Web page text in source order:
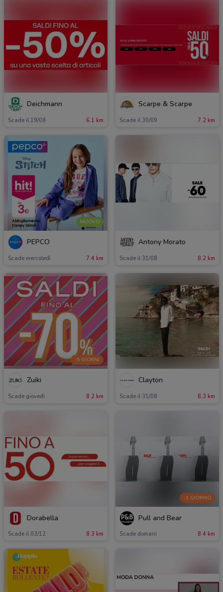
Deichmann
Scade il 19/08 6.1 km
Scarpe & Scarpe
Scade il 30/09 7.2 km
NUOVO
PEPCO
Scade mercoledì 7.4 km
Antony Morato
Scade il 31/08 8.2 km
-5 GIORNI
Zuiki
Scade giovedì 8.2 km
Clayton
Scade il 31/08 8.3 km
Dorabella
Scade il 03/12 8.3 km
-1 GIORNO
Pull and Bear
Scade domani 8.4 km